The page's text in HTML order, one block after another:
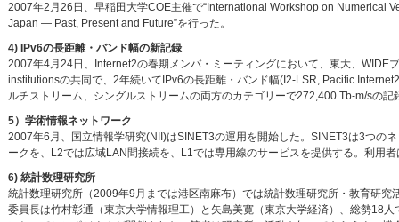
2007年2月26日、早稲田大学COE主催で“International Workshop on Numerical
Japan — Past, Present and Future”を行った。
4) IPv6の長距離・バンド幅の新記録
2007年4月24日、Internet2の春期メンバ・ミーティングにおいて、東大、
institutionsの共同で、2年続いてIPv6の長距離・バンド幅(I2-LSR, Pacific
ルチストリーム、シングルストリームの両方のカテゴリーで272,400 Tb-m/sの記
5）学術情報ネットワーク
2007年6月、国立情報学研究(NII)はSINET3の運用を開始した。SINET3は3つの
ークを、L2では広域LAN間接続を、L1では専用線のサービスを提供する。利用
6) 統計数理研究所
統計数理研究所（2009年9月までは港区南麻布）では統計数理研究所・教育研究
委員長は竹村彰通（東京大学情報理工）と矢島美寛（東京大学経済）、総勢18